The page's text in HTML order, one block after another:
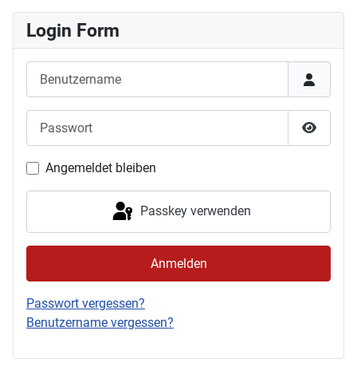
Login Form
Angemeldet bleiben
Passkey verwenden
Anmelden
Passwort vergessen?
Benutzername vergessen?